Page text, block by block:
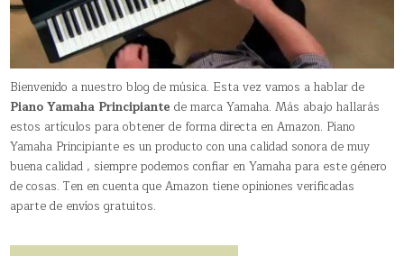
Bienvenido a nuestro blog de música. Esta vez vamos a hablar de
Piano Yamaha Principiante de marca Yamaha. Más abajo hallarás
estos artículos para obtener de forma directa en Amazon. Piano
Yamaha Principiante es un producto con una calidad sonora de muy
buena calidad , siempre podemos confiar en Yamaha para este género
de cosas. Ten en cuenta que Amazon tiene opiniones verificadas
aparte de envíos gratuitos.